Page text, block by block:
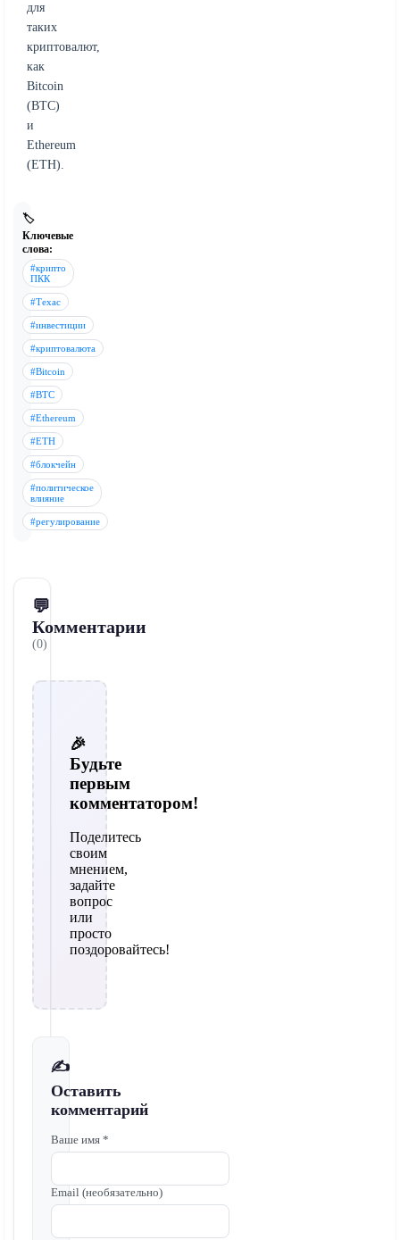
для
таких
криптовалют,
как
Bitcoin
(BTC)
и
Ethereum
(ETH).
🏷️
Ключевые
слова:
#крипто
ПКК
#Техас
#инвестиции
#криптовалюта
#Bitcoin
#BTC
#Ethereum
#ETH
#блокчейн
#политическое
влияние
#регулирование
💬
Комментарии
(0)
🎉
Будьте
первым
комментатором!
Поделитесь
своим
мнением,
задайте
вопрос
или
просто
поздоровайтесь!
✍️
Оставить
комментарий
Ваше имя *
Email (необязательно)